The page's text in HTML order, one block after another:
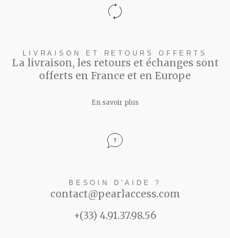
LIVRAISON ET RETOURS OFFERTS
La livraison, les retours et échanges sont
offerts en France et en Europe
En savoir plus
BESOIN D'AIDE ?
contact@pearlaccess.com
+(33) 4.91.37.98.56